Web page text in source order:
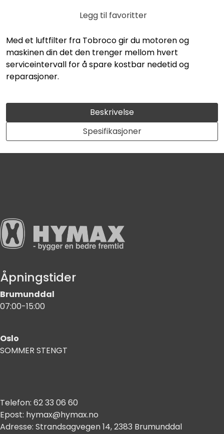
Legg til favoritter
Med et luftfilter fra Tobroco gir du motoren og
maskinen din det den trenger mellom hvert
serviceintervall for å spare kostbar nedetid og
reparasjoner.
Beskrivelse
Spesifikasjoner
Åpningstider
Brumunddal
07:00-15:00
Oslo
SOMMER STENGT
Telefon: 62 33 06 60
Epost: hymax@hymax.no
Adresse: Strandsagvegen 14, 2383 Brumunddal